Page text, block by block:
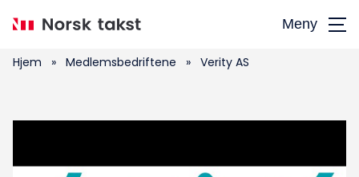
hovedinnhold
Meny
Hjem » Medlemsbedriftene » Verity AS